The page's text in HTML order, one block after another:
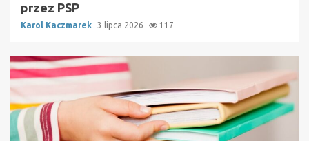
przez PSP
Karol Kaczmarek 3 lipca 2026 117